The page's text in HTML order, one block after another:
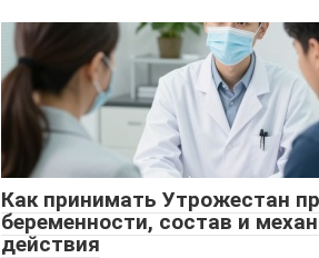
Как принимать Утрожестан
беременности, состав и
действия